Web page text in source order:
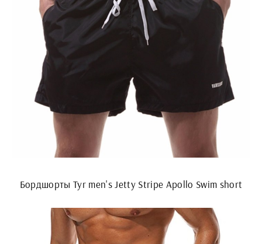
Бордшорты Tyr men's Jetty Stripe Apollo Swim short